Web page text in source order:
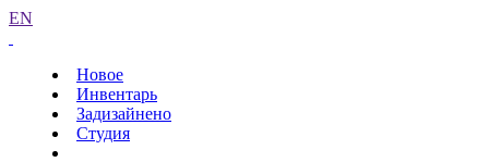
EN
Новое
Инвентарь
Задизайнено
Студия